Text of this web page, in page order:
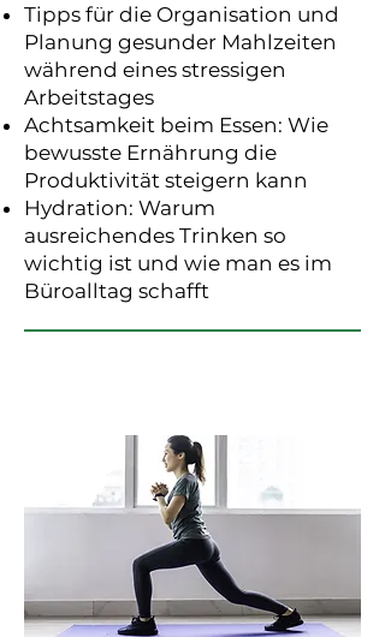
Tipps für die Organisation und
Planung gesunder Mahlzeiten
während eines stressigen
Arbeitstages
Achtsamkeit beim Essen: Wie
bewusste Ernährung die
Produktivität steigern kann
Hydration: Warum
ausreichendes Trinken so
wichtig ist und wie man es im
Büroalltag schafft